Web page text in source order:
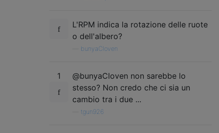
L'RPM indica la rotazione delle ruote
o dell'albero?
bunyaCloven
1
@bunyaCloven non sarebbe lo
stesso? Non credo che ci sia un
cambio tra i due ...
tgun926